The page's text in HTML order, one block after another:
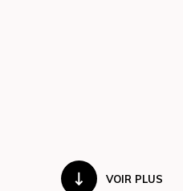
VOIR PLUS